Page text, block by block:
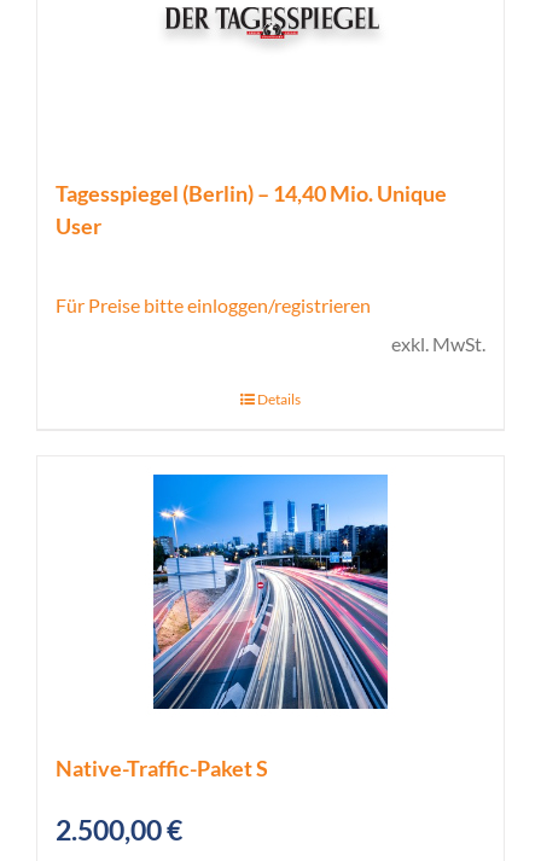
Tagesspiegel (Berlin) – 14,40 Mio. Unique
User
Für Preise bitte einloggen/registrieren
exkl. MwSt.
Details
Native-Traffic-Paket S
2.500,00€